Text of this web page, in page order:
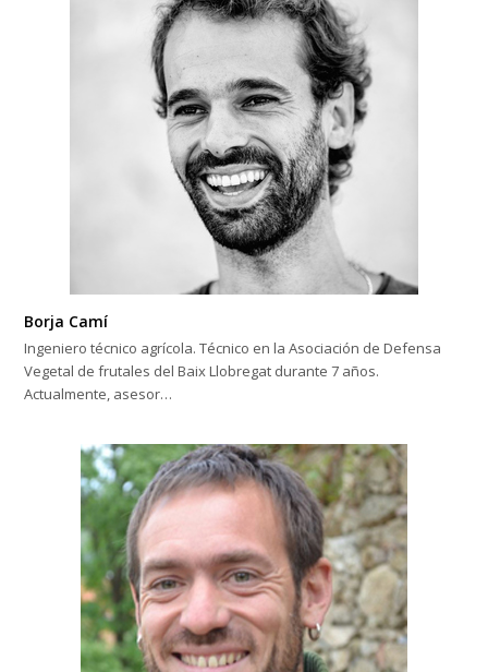
Borja Camí
Ingeniero técnico agrícola. Técnico en la Asociación de Defensa
Vegetal de frutales del Baix Llobregat durante 7 años.
Actualmente, asesor…